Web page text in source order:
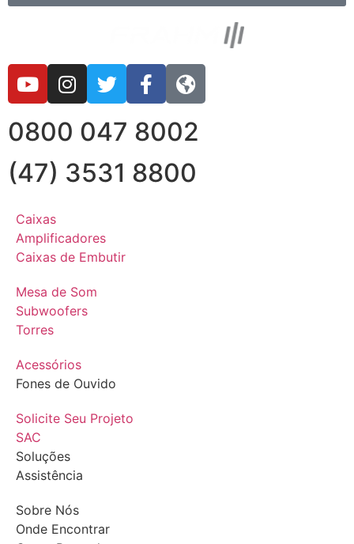
0800 047 8002
(47) 3531 8800
Caixas
Amplificadores
Caixas de Embutir
Mesa de Som
Subwoofers
Torres
Acessórios
Fones de Ouvido
Solicite Seu Projeto
SAC
Soluções
Assistência
Sobre Nós
Onde Encontrar